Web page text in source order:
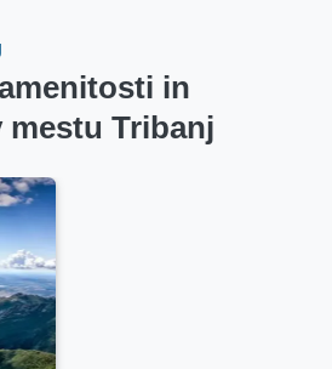
in
Tribanj